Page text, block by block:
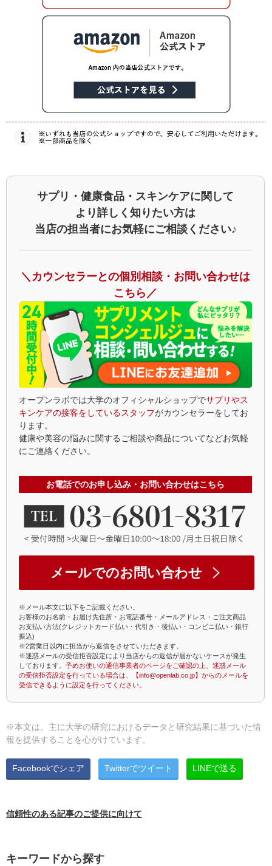
サプリ・健康食品・スキンケアに関して
より詳しく知りたい方は
当店の担当者にお気軽にご相談ください♪
＼カウンセラーとの個別相談・お問い合わせは
こちら／
オープンラボでは大学のオフィシャルショップでサプリやス
キンケアの接客をしているスタッフがカウンセラーをしてお
ります。
健康や美容の悩みに関するご相談や商品についてなどお気軽
にご連絡ください。
お電話でのお申し込み・お問い合わせはこちら
メールでのお問い合わせ
※メール本文に以下をご記載ください。
お客様のお名前・お届け先住所・お電話番号・メールアドレス・ご注文商品
お支払い方法(クレジットカード払い・代引き・後払い・コンビニ払い・銀行
振込)
※2営業日以内に担当から返信をさせていただきます。
※迷惑メールの受信拒否設定により当店からの返信が届かないケースが発生
しております。 予めお使いの通信事業者のページをご確認の上、迷惑メール
の受信拒否設定を行っている場合は、【info@openlab.co.jp】からのメールを
受信できるように設定を行ってください。
※本文は、主に大学の研究におけるデータと研究結果に基づいた情
報を提供することを心がけています。
Facebookでシェア Twitterでツイート LINEで送る
信頼性のある記事のご提供に向けて
キーワードから探す